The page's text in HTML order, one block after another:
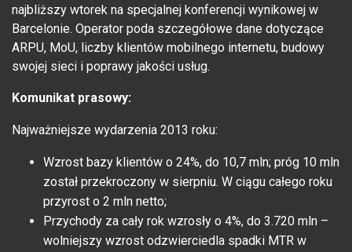
najbliższy wtorek na specjalnej konferencji wynikowej w
Barcelonie. Operator poda szczegółowe dane dotyczące
ARPU, MoU, liczby klientów mobilnego internetu, budowy
swojej sieci i poprawy jakości usług.
Komunikat prasowy:
Najważniejsze wydarzenia 2013 roku:
Wzrost bazy klientów o 24%, do 10,7 mln; próg 10 mln
został przekroczony w sierpniu. W ciągu całego roku
przyrost o 2 mln netto;
Przychody za cały rok wzrosły o 4%, do 3.720 mln –
wolniejszy wzrost odzwierciedla spadki MTR w